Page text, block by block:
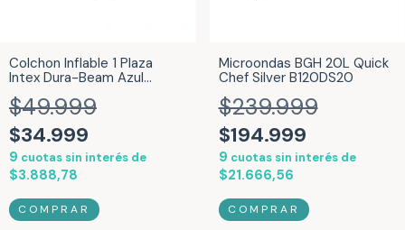
Colchon Inflable 1 Plaza
Intex Dura-Beam Azul
$49.999
$34.999
9 cuotas sin interés de
$3.888,78
Microondas BGH 20L Quick
Chef Silver B120DS20
$239.999
$194.999
9 cuotas sin interés de
$21.666,56